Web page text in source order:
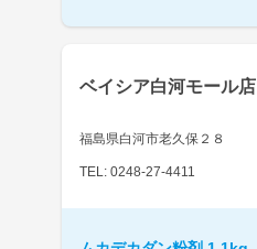
ベイシア白河モール店
福島県白河市老久保２８
TEL: 0248-27-4411